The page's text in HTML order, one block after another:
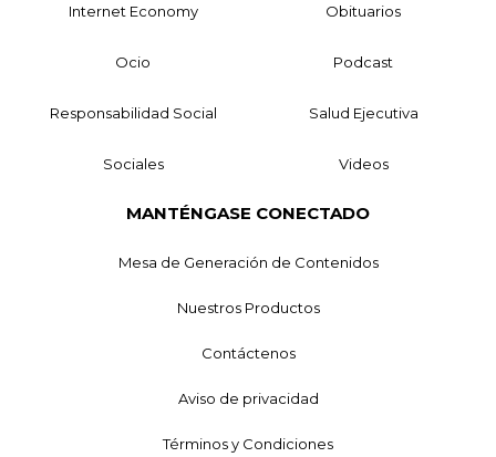
Internet Economy Obituarios
Ocio Podcast
Responsabilidad Social Salud Ejecutiva
Sociales Videos
MANTÉNGASE CONECTADO
Mesa de Generación de Contenidos
Nuestros Productos
Contáctenos
Aviso de privacidad
Términos y Condiciones